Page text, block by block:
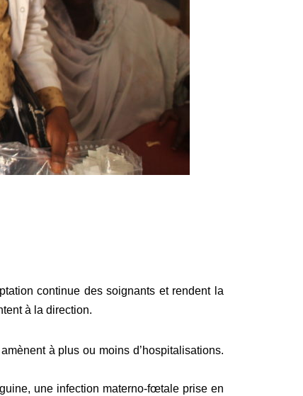
continue des soignants et rendent la
à la direction.
à plus ou moins d’hospitalisations.
une infection materno-fœtale prise en